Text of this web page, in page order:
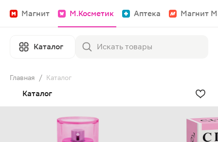
Магнит М.Косметик Аптека Магнит
Каталог
Главная / Каталог
Каталог